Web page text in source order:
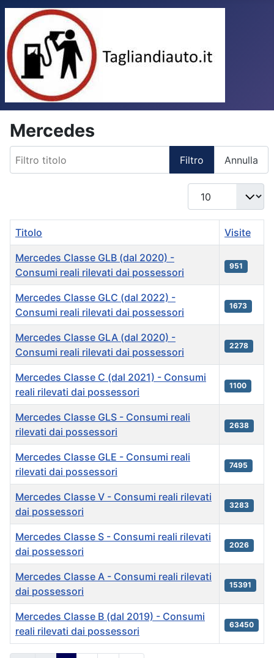
Mercedes
Filtro Annulla
Visualizza n.
Articles
Titolo Visite
Mercedes Classe GLB (dal 2020) -
Consumi reali rilevati dai possessori
951
Mercedes Classe GLC (dal 2022) -
Consumi reali rilevati dai possessori
1673
Mercedes Classe GLA (dal 2020) -
Consumi reali rilevati dai possessori
2278
Mercedes Classe C (dal 2021) - Consumi
reali rilevati dai possessori
1100
Mercedes Classe GLS - Consumi reali
rilevati dai possessori
2638
Mercedes Classe GLE - Consumi reali
rilevati dai possessori
7495
Mercedes Classe V - Consumi reali rilevati
dai possessori
3283
Mercedes Classe S - Consumi reali rilevati
dai possessori
2026
Mercedes Classe A - Consumi reali rilevati
dai possessori
15391
Mercedes Classe B (dal 2019) - Consumi
reali rilevati dai possessori
63450